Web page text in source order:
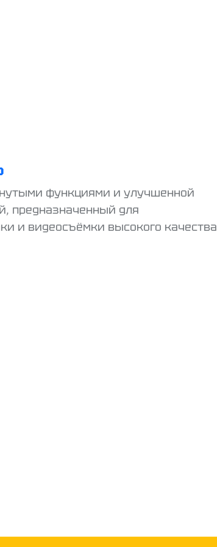
функциями и улучшенной
предназначенный для
и видеосъёмки высокого качества